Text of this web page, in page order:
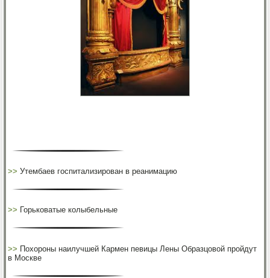
>>Утембаев госпитализирован в реанимацию
>> Горьковатые колыбельные
>> Похороны наилучшей Кармен певицы Лены Образцовой пройдут
в Москве